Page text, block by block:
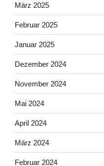
März 2025
Februar 2025
Januar 2025
Dezember 2024
November 2024
Mai 2024
April 2024
März 2024
Februar 2024